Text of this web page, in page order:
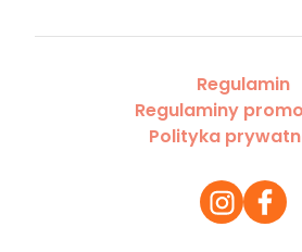
Regulamin
Regulaminy
Polityka